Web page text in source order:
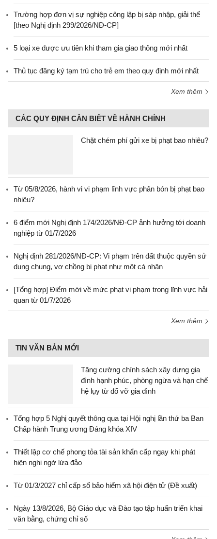
Trường hợp đơn vị sự nghiệp công lập bị sáp nhập, giải thể
[theo Nghị định 299/2026/NĐ-CP]
5 loại xe được ưu tiên khi tham gia giao thông mới nhất
Thủ tục đăng ký tạm trú cho trẻ em theo quy định mới nhất
Xem thêm
CÁC QUY ĐỊNH CẦN BIẾT VỀ HÀNH CHÍNH
Chặt chém phí gửi xe bị phạt bao nhiêu?
Từ 05/8/2026, hành vi vi phạm lĩnh vực phân bón bị phạt bao
nhiêu?
6 điểm mới Nghị định 174/2026/NĐ-CP ảnh hưởng tới doanh
nghiệp từ 01/7/2026
Nghị định 281/2026/NĐ-CP: Vi phạm trên đất thuộc quyền sử
dụng chung, vợ chồng bị phạt như một cá nhân
[Tổng hợp] Điểm mới về mức phạt vi phạm trong lĩnh vực hải
quan từ 01/7/2026
Xem thêm
TIN VĂN BẢN MỚI
Tăng cường chính sách xây dựng gia
đình hạnh phúc, phòng ngừa và hạn chế
hệ lụy từ đổ vỡ gia đình
Tổng hợp 5 Nghị quyết thông qua tại Hội nghị lần thứ ba Ban
Chấp hành Trung ương Đảng khóa XIV
Thiết lập cơ chế phong tỏa tài sản khẩn cấp ngay khi phát
hiện nghi ngờ lừa đảo
Từ 01/3/2027 chỉ cấp sổ bảo hiểm xã hội điện tử (Đề xuất)
Ngày 13/8/2026, Bộ Giáo dục và Đào tạo tập huấn triển khai
văn bằng, chứng chỉ số